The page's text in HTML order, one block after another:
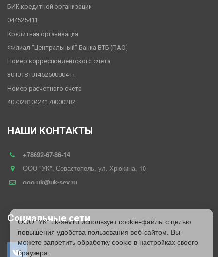
БИК кредитной организации
044525411
Кредитная организация
Филиал "Центральный" Банка ВТБ (ПАО)
Номер корреспондентского счета
30101810145250000411
Номер расчетного счета
40702810424170000282
НАШИ КОНТАКТЫ
+78692-67-86-14
ООО "УК", Севастополь, ул. Хрюкина, 10
ooo.uk@uk-sev.ru
Социальные сети
ООО "УК" uk-sev.ru использует cookie-файлы с целью
повышения удобства пользования веб-сайтом. Вы
можете запретить обработку cookie в настройках своего
браузера.